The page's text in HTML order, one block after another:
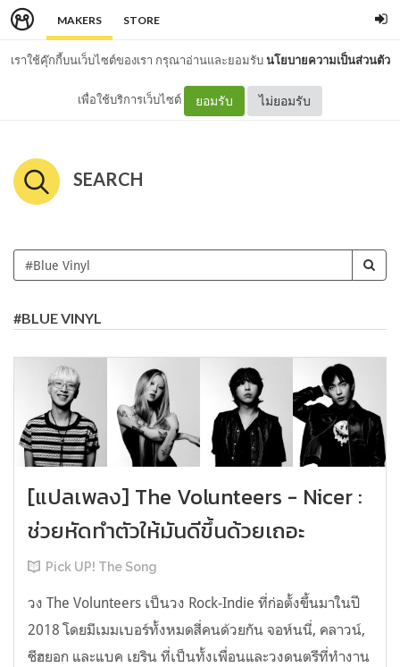
MAKERS STORE
เราใช้คุ๊กกี้บนเว็บไซต์ของเรา กรุณาอ่านและยอมรับนโยบายความเป็นส่วนตัว
เพื่อใช้บริการเว็บไซต์ ยอมรับ ไม่ยอมรับ
SEARCH
#BLUE VINYL
[แปลเพลง] The Volunteers - Nicer :
ช่วยหัดทำตัวให้มันดีขึ้นด้วยเถอะ
Pick UP! The Song
วง The Volunteers เป็นวง Rock-Indie ที่ก่อตั้งขึ้นมาในปี
2018 โดยมีเมมเบอร์ทั้งหมดสี่คนด้วยกัน จอห์นนี่, คลาวน์,
ชีฮยอก และแบค เยริน ที่เป็นทั้งเพื่อนและวงดนตรีที่ทำงาน